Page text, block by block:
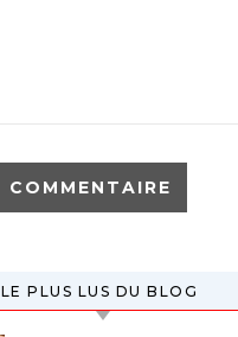
LE PLUS LUS DU BLOG